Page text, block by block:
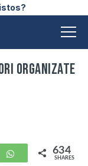
organizate
WhatsApp
634
SHARES